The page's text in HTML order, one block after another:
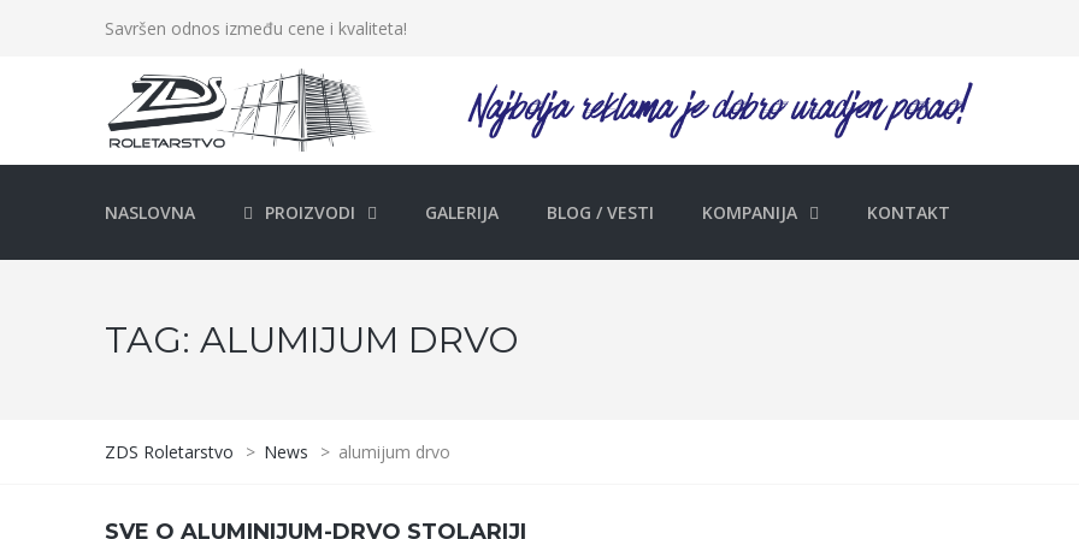
Savršen odnos između cene i kvaliteta!
NASLOVNA PROIZVODI GALERIJA BLOG / VESTI KOMPANIJA KONTAKT
TAG: ALUMIJUM DRVO
ZDS Roletarstvo > News > alumijum drvo
SVE O ALUMINIJUM-DRVO STOLARIJI